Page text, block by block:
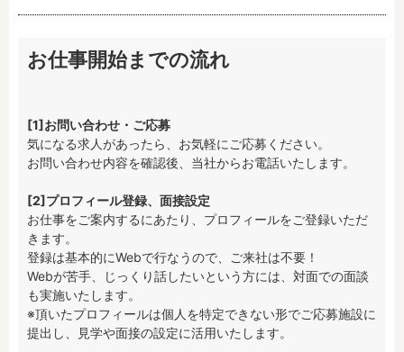
お仕事開始までの流れ
[1]お問い合わせ・ご応募
気になる求人があったら、お気軽にご応募ください。
お問い合わせ内容を確認後、当社からお電話いたします。
[2]プロフィール登録、面接設定
お仕事をご案内するにあたり、プロフィールをご登録いただ
きます。
登録は基本的にWebで行なうので、ご来社は不要！
Webが苦手、じっくり話したいという方には、対面での面談
も実施いたします。
※頂いたプロフィールは個人を特定できない形でご応募施設に
提出し、見学や面接の設定に活用いたします。